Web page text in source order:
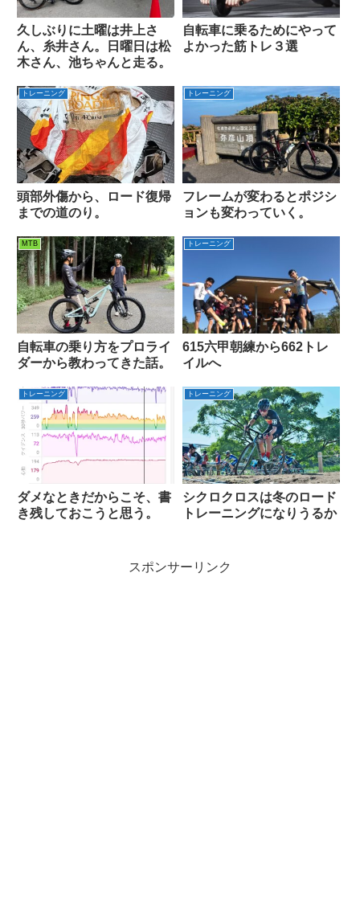
久しぶりに土曜は井上さ
ん、糸井さん。日曜日は松
木さん、池ちゃんと走る。
自転車に乗るためにやって
よかった筋トレ３選
トレーニング
頭部外傷から、ロード復帰
までの道のり。
トレーニング
フレームが変わるとポジシ
ョンも変わっていく。
MTB
自転車の乗り方をプロライ
ダーから教わってきた話。
トレーニング
615六甲朝練から662トレ
イルへ
トレーニング
ダメなときだからこそ、書
き残しておこうと思う。
トレーニング
シクロクロスは冬のロード
トレーニングになりうるか
スポンサーリンク